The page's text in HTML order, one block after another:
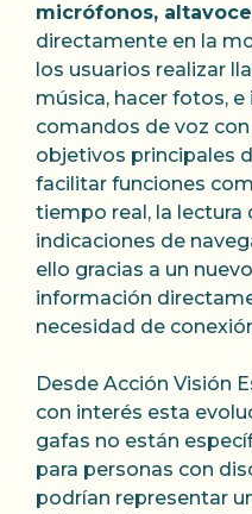
micrófonos,
directamente en la
los usuarios realizar
música, hacer fotos,
comandos de voz con
objetivos principales
facilitar funciones
tiempo real, la lectura
indicaciones de
ello gracias a un
información
necesidad de
Desde Acción Visión
con interés esta
gafas no están
para personas con
podrían representar